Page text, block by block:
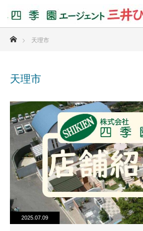
ホーム
天理市
天理市
2025.07.09